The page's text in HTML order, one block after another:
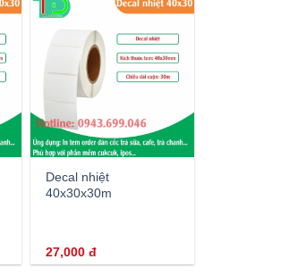
Decal nhiệt
40x30x30m
27,000 đ